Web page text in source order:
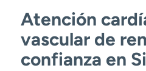
Atención
vascular de
confianza en